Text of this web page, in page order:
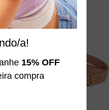
a!
15% OFF
compra